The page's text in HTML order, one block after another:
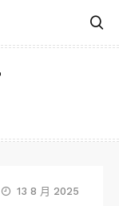
13 8 月 2025